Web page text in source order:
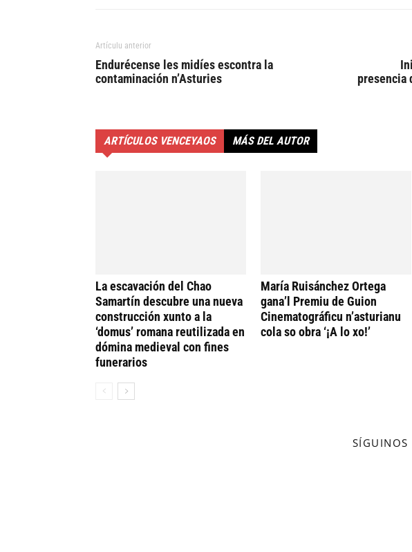
Artículu anterior
Endurécense les midíes escontra la
contaminación n’Asturies
presencia
ARTÍCULOS VENCEYAOS MÁS DEL AUTOR
La escavación del Chao
Samartín descubre una nueva
construcción xunto a la
‘domus’ romana reutilizada en
dómina medieval con fines
funerarios
María Ruisánchez Ortega
gana’l Premiu de Guion
Cinematográficu n’asturianu
cola so obra ‘¡A lo xo!’
SÍGUINOS